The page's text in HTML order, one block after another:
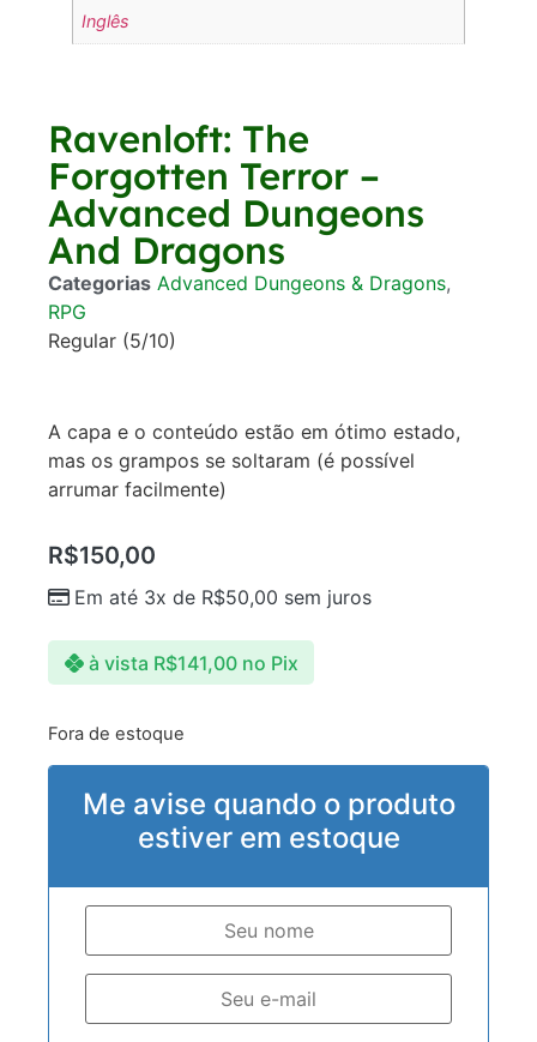
Inglês
Ravenloft: The
Forgotten Terror –
Advanced Dungeons
And Dragons
Categorias Advanced Dungeons & Dragons,
RPG
Regular (5/10)
A capa e o conteúdo estão em ótimo estado,
mas os grampos se soltaram (é possível
arrumar facilmente)
R$150,00
Em até 3x de R$50,00 sem juros
à vista R$141,00 no Pix
Fora de estoque
Me avise quando o produto
estiver em estoque